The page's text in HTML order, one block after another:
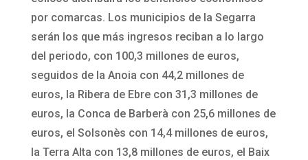
por comarcas. Los municipios de la Segarra
serán los que más ingresos reciban a lo largo
del periodo, con 100,3 millones de euros,
seguidos de la Anoia con 44,2 millones de
euros, la Ribera de Ebre con 31,3 millones de
euros, la Conca de Barberà con 25,6 millones de
euros, el Solsonès con 14,4 millones de euros,
la Terra Alta con 13,8 millones de euros, el Baix